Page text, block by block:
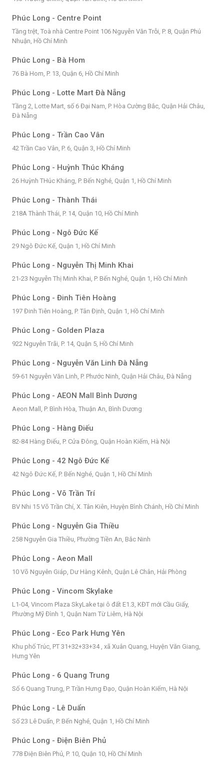
Phúc Long - Centre Point
Tầng trệt, Toà nhà Centre Point 106 Nguyễn Văn Trỗi, P. 8, Quận Phú
Nhuận, Hồ Chí Minh
Phúc Long - Bà Hom
76 Bà Hom, P. 13, Quận 6, Hồ Chí Minh
Phúc Long - Lotte Mart Đà Nẵng
Tầng 2, Lotte Mart, số 6 Đại Nam, P. Hòa Cường Bắc, Quận Hải Châu,
Đà Nẵng
Phúc Long - Trần Cao Vân
42 Trần Cao Vân, P. 6, Quận 3, Hồ Chí Minh
Phúc Long - Huỳnh Thúc Kháng
26 Huỳnh THúc Kháng, P. Bến Nghé, Quận 1, Hồ Chí Minh
Phúc Long - Thành Thái
218A Thành Thái, P. 14, Quận 10, Hồ Chí Minh
Phúc Long - Ngô Đức Kế
29 Ngô Đức Kế, Quận 1, Hồ Chí Minh
Phúc Long - Nguyễn Thị Minh Khai
21-23 Nguyễn Thị Minh Khai, P. Bến Nghé, Quận 1, Hồ Chí Minh
Phúc Long - Đinh Tiên Hoàng
197 Đinh Tiên Hoàng, P. Tân Định, Quận 1, Hồ Chí Minh
Phúc Long - Golden Plaza
922 Nguyễn Trãi, P. 14, Quận 5, Hồ Chí Minh
Phúc Long - Nguyễn Văn Linh Đà Nẵng
59-61 Nguyễn Văn Linh, P. Phước Ninh, Quận Hải Châu, Đà Nẵng
Phúc Long - AEON Mall Bình Dương
Aeon Mall, P. Bình Hòa, Thuận An, Bình Dương
Phúc Long - Hàng Điếu
82-84 Hàng Điếu, P. Cửa Đông, Quận Hoàn Kiếm, Hà Nội
Phúc Long - 42 Ngô Đức Kế
42 Ngô Đức Kế, P. Bến Nghé, Quận 1, Hồ Chí Minh
Phúc Long - Võ Trần Trí
BV Nhi 15 Võ Trần Chí, X. Tân Kiên, Huyện Bình Chánh, Hồ Chí Minh
Phúc Long - Nguyễn Gia Thiều
258 Nguyễn Gia Thiều, Phường Tiền An, Bắc Ninh
Phúc Long - Aeon Mall
10 Võ Nguyên Giáp, Dư Hàng Kênh, Quận Lê Chân, Hải Phòng
Phúc Long - Vincom Skylake
L1-04, Vincom Plaza SkyLake tại ô đất E1.3, KĐT mới Cầu Giấy,
Phường Mỹ Đình 1, Quận Nam Từ Liêm, Hà Nội
Phúc Long - Eco Park Hưng Yên
Khu phố Trúc, PT 31+32+33+34 , xã Xuân Quang, Huyện Văn Giang,
Hưng Yên
Phúc Long - 6 Quang Trung
Số 6 Quang Trung, P. Trần Hưng Đạo, Quận Hoàn Kiếm, Hà Nội
Phúc Long - Lê Duẩn
Số 23 Lê Duẩn, P. Bến Nghé, Quận 1, Hồ Chí Minh
Phúc Long - Điện Biên Phủ
778 Điện Biên Phủ, P. 10, Quận 10, Hồ Chí Minh